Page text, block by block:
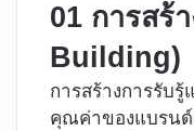
01 การสร้
Building)
การสร้างการรับ
คุณค่าของแบรนด์